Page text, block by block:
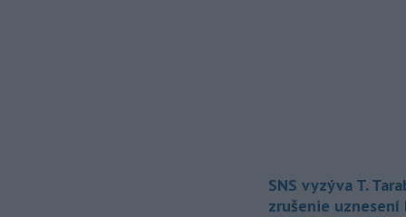
SNS vyzýva T.
zrušenie uznesení